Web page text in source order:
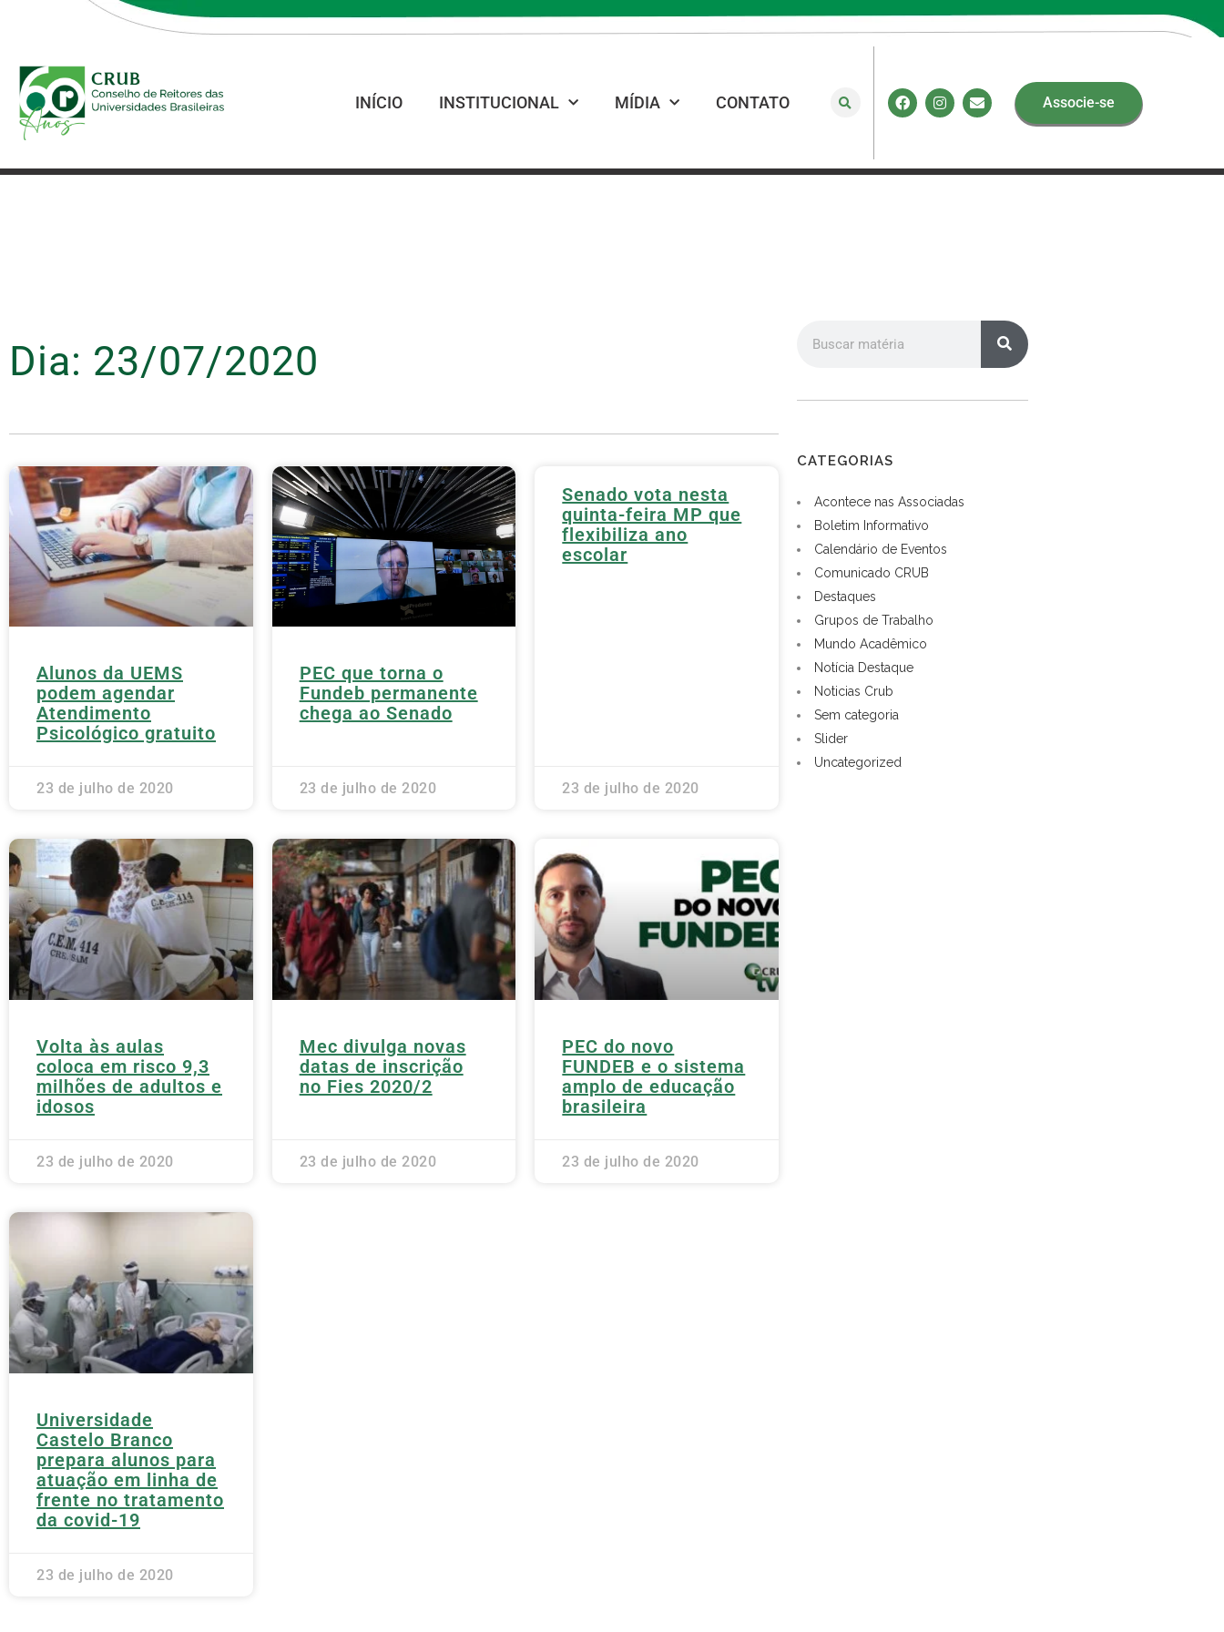
INÍCIO INSTITUCIONAL MÍDIA CONTATO Associe-se
Dia: 23/07/2020
Alunos da UEMS
podem agendar
Atendimento
Psicológico gratuito
23 de julho de 2020
PEC que torna o
Fundeb permanente
chega ao Senado
23 de julho de 2020
Senado vota nesta
quinta-feira MP que
flexibiliza ano
escolar
23 de julho de 2020
Volta às aulas
coloca em risco 9,3
milhões de adultos e
idosos
23 de julho de 2020
Mec divulga novas
datas de inscrição
no Fies 2020/2
23 de julho de 2020
PEC do novo
FUNDEB e o sistema
amplo de educação
brasileira
23 de julho de 2020
Universidade
Castelo Branco
prepara alunos para
atuação em linha de
frente no tratamento
da covid-19
23 de julho de 2020
CATEGORIAS
Acontece nas Associadas
Boletim Informativo
Calendário de Eventos
Comunicado CRUB
Destaques
Grupos de Trabalho
Mundo Acadêmico
Notícia Destaque
Noticias Crub
Sem categoria
Slider
Uncategorized